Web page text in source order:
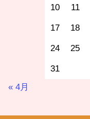
10 11
17 18
24 25
31
« 4月